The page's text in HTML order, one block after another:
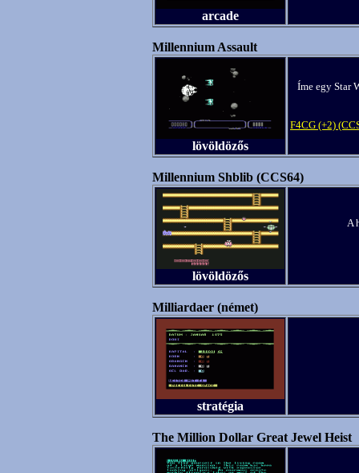
arcade
Millennium Assault
lövöldözős
Íme egy Star
F4CG (+2)
Millennium Shblib (CCS64)
lövöldözős
A
Milliardaer (német)
stratégia
The Million Dollar Great Jewel Heist